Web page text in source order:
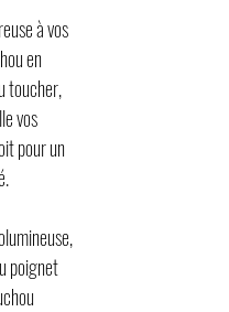
à vos
en
toucher,
vos
pour un
poignet